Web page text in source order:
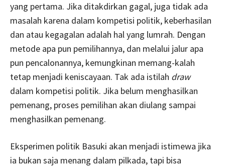
yang pertama. Jika ditakdirkan gagal, juga tidak ada
masalah karena dalam kompetisi politik, keberhasilan
dan atau kegagalan adalah hal yang lumrah. Dengan
metode apa pun pemilihannya, dan melalui jalur apa
pun pencalonannya, kemungkinan memang-kalah
tetap menjadi keniscayaan. Tak ada istilah draw
dalam kompetisi politik. Jika belum menghasilkan
pemenang, proses pemilihan akan diulang sampai
menghasilkan pemenang.
Eksperimen politik Basuki akan menjadi istimewa jika
ia bukan saja menang dalam pilkada, tapi bisa